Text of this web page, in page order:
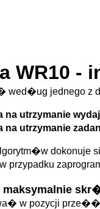
WR10 -
wed�ug jednego z
na utrzymanie
utrzymanie
dokonuje
przypadku
w pozycji